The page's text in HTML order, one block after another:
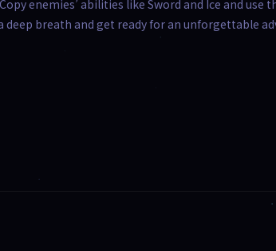
enemies’ abilities like Sword and Ice and use
deep breath and get ready for an unforgettable